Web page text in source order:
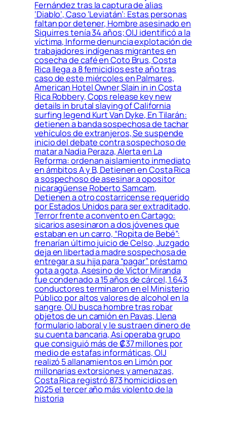
Fernández tras la captura de alias
‘Diablo’, Caso ‘Leviatán’: Estas personas
faltan por detener, Hombre asesinado en
Siquirres tenía 34 años; OIJ identificó a la
víctima, Informe denuncia explotación de
trabajadores indígenas migrantes en
cosecha de café en Coto Brus, Costa
Rica llega a 8 femicidios este año tras
caso de este miércoles en Palmares,
American Hotel Owner Slain in in Costa
Rica Robbery, Cops release key new
details in brutal slaying of California
surfing legend Kurt Van Dyke, En Tilarán:
detienen a banda sospechosa de tachar
vehículos de extranjeros, Se suspende
inicio del debate contra sospechoso de
matar a Nadia Peraza, Alerta en La
Reforma: ordenan aislamiento inmediato
en ámbitos A y B, Detienen en Costa Rica
a sospechoso de asesinar a opositor
nicaragüense Roberto Samcam,
Detienen a otro costarricense requerido
por Estados Unidos para ser extraditado,
Terror frente a convento en Cartago:
sicarios asesinaron a dos jóvenes que
estaban en un carro, “Ropita de Bebé”:
frenarían último juicio de Celso, Juzgado
deja en libertad a madre sospechosa de
entregar a su hija para “pagar” préstamo
gota a gota, Asesino de Víctor Miranda
fue condenado a 15 años de cárcel, 1.643
conductores terminaron en el Ministerio
Público por altos valores de alcohol en la
sangre, OIJ busca hombre tras robar
objetos de un camión en Pavas, Llena
formulario laboral y le sustraen dinero de
su cuenta bancaria, Así operaba grupo
que consiguió más de ₡37 millones por
medio de estafas informáticas, OIJ
realizó 5 allanamientos en Limón por
millonarias extorsiones y amenazas,
Costa Rica registró 873 homicidios en
2025 el tercer año más violento de la
historia